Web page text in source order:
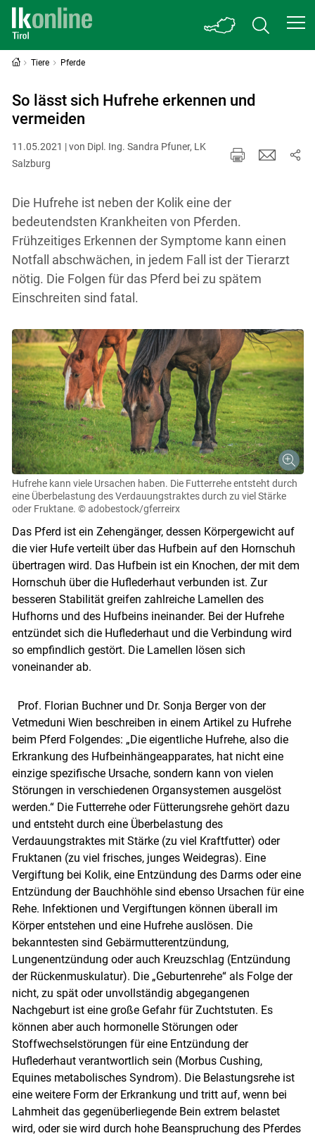
Skip to main content
Tiere Pferde
So lässt sich Hufrehe erkennen und
vermeiden
11.05.2021 | von Dipl. Ing. Sandra Pfuner, LK
Salzburg
Die Hufrehe ist neben der Kolik eine der
bedeutendsten Krankheiten von Pferden.
Frühzeitiges Erkennen der Symptome kann einen
Notfall abschwächen, in jedem Fall ist der Tierarzt
nötig. Die Folgen für das Pferd bei zu spätem
Einschreiten sind fatal.
Hufrehe kann viele Ursachen haben. Die Futterrehe entsteht durch
eine Überbelastung des Verdauungstraktes durch zu viel Stärke
oder Fruktane. © adobestock/gferreirx
Das Pferd ist ein Zehengänger, dessen Körpergewicht auf
die vier Hufe verteilt über das Hufbein auf den Hornschuh
übertragen wird. Das Hufbein ist ein Knochen, der mit dem
Hornschuh über die Huflederhaut verbunden ist. Zur
besseren Stabilität greifen zahlreiche Lamellen des
Hufhorns und des Hufbeins ineinander. Bei der Hufrehe
entzündet sich die Huflederhaut und die Verbindung wird
so empfindlich gestört. Die Lamellen lösen sich
voneinander ab.
Prof. Florian Buchner und Dr. Sonja Berger von der
Vetmeduni Wien beschreiben in einem Artikel zu Hufrehe
beim Pferd Folgendes: „Die eigentliche Hufrehe, also die
Erkrankung des Hufbeinhängeapparates, hat nicht eine
einzige spezifische Ursache, sondern kann von vielen
Störungen in verschiedenen Organsystemen ausgelöst
werden.“ Die Futterrehe oder Fütterungsrehe gehört dazu
und entsteht durch eine Überbelastung des
Verdauungstraktes mit Stärke (zu viel Kraftfutter) oder
Fruktanen (zu viel frisches, junges Weidegras). Eine
Vergiftung bei Kolik, eine Entzündung des Darms oder eine
Entzündung der Bauchhöhle sind ebenso Ursachen für eine
Rehe. Infektionen und Vergiftungen können überall im
Körper entstehen und eine Hufrehe auslösen. Die
bekanntesten sind Gebärmutterentzündung,
Lungenentzündung oder auch Kreuzschlag (Entzündung
der Rückenmuskulatur). Die „Geburtenrehe“ als Folge der
nicht, zu spät oder unvollständig abgegangenen
Nachgeburt ist eine große Gefahr für Zuchtstuten. Es
können aber auch hormonelle Störungen oder
Stoffwechselstörungen für eine Entzündung der
Huflederhaut verantwortlich sein (Morbus Cushing,
Equines metabolisches Syndrom). Die Belastungsrehe ist
eine weitere Form der Erkrankung und tritt auf, wenn bei
Lahmheit das gegenüberliegende Bein extrem belastet
wird, oder sie wird durch hohe Beanspruchung des Pferdes